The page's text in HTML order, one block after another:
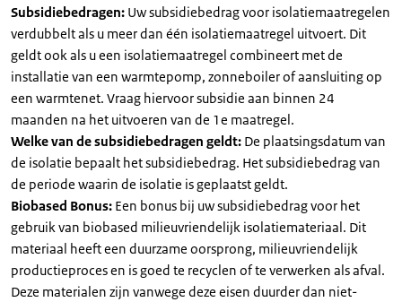
Subsidiebedragen: Uw subsidiebedrag voor isolatiemaatregelen
verdubbelt als u meer dan één isolatiemaatregel uitvoert. Dit
geldt ook als u een isolatiemaatregel combineert met de
installatie van een warmtepomp, zonneboiler of aansluiting op
een warmtenet. Vraag hiervoor subsidie aan binnen 24
maanden na het uitvoeren van de 1e maatregel.
Welke van de subsidiebedragen geldt: De plaatsingsdatum van
de isolatie bepaalt het subsidiebedrag. Het subsidiebedrag van
de periode waarin de isolatie is geplaatst geldt.
Biobased Bonus: Een bonus bij uw subsidiebedrag voor het
gebruik van biobased milieuvriendelijk isolatiemateriaal. Dit
materiaal heeft een duurzame oorsprong, milieuvriendelijk
productieproces en is goed te recyclen of te verwerken als afval.
Deze materialen zijn vanwege deze eisen duurder dan niet-